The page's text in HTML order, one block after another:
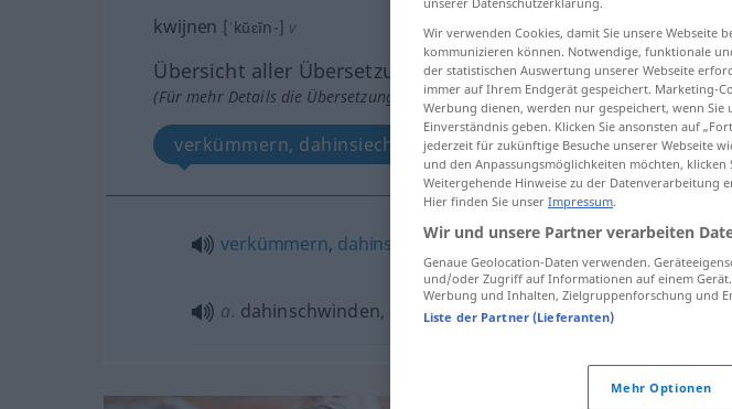
kwijnen [ˈkŭɛĭn-] v
Übersicht aller Übersetzungen
(Für mehr Details die Übersetzung anklicken/antippen)
verkümmern, dahinsiechen, dahinschwinden, abflauen
verkümmern, dahinsiechen kwijnen
a. dahinschwinden, abflauen kwijnen
Wir verwenden Cookies, damit Sie unsere Webseite
kommunizieren können. Notwendige, funktionale
der statistischen Auswertung unserer Webseite
immer auf Ihrem Endgerät gespeichert. Marketing-
Werbung dienen, werden nur gespeichert, wenn
Einverständnis geben. Klicken Sie ansonsten auf
jederzeit für zukünftige Besuche unserer Webseite
und den Anpassungsmöglichkeiten möchten,
Weitergehende Hinweise zu der Datenverarbeitung
Hier finden Sie unser Impressum.
Wir und unsere Partner verarbeiten
Genaue Geolocation-Daten verwenden.
und/oder Zugriff auf Informationen auf einem
Werbung und Inhalten, Zielgruppenforschung und
Liste der Partner (Lieferanten)
Mehr Optionen